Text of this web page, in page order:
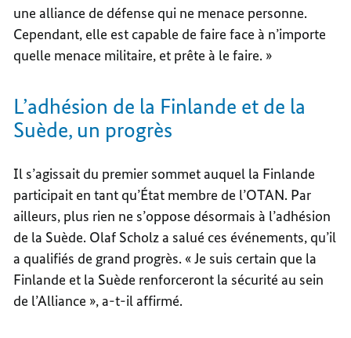
une alliance de défense qui ne menace personne.
Cependant, elle est capable de faire face à n’importe
quelle menace militaire, et prête à le faire. »
L’adhésion de la Finlande et de la
Suède, un progrès
Il s’agissait du premier sommet auquel la Finlande
participait en tant qu’État membre de l’OTAN. Par
ailleurs, plus rien ne s’oppose désormais à l’adhésion
de la Suède. Olaf Scholz a salué ces événements, qu’il
a qualifiés de grand progrès. « Je suis certain que la
Finlande et la Suède renforceront la sécurité au sein
de l’Alliance », a-t-il affirmé.